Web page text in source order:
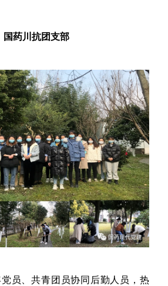
国药川抗团支部
员、共青团员协同后勤人员，热